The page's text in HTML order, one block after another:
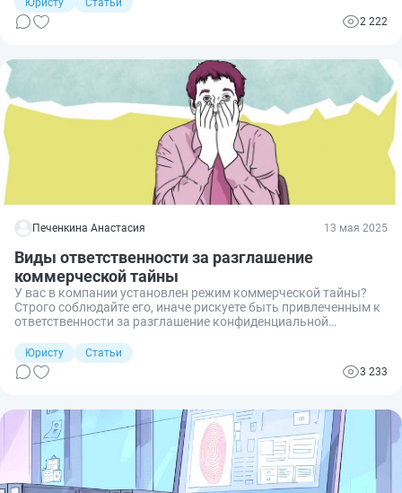
возникает непростой вопрос: может ли суд конфисковать
нажитое во время брака и можно ли этого избежать?
Юристу
Статьи
2 222
Печенкина Анастасия 13 мая 2025
Виды ответственности за разглашение
коммерческой тайны
У вас в компании установлен режим коммерческой тайны?
Строго соблюдайте его, иначе рискуете быть привлеченным к
ответственности за разглашение конфиденциальной
ответственности.
Юристу
Статьи
3 233